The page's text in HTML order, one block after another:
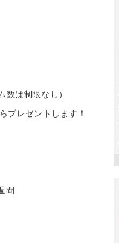
数は制限なし）
プレゼントします！
間